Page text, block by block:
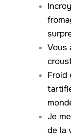
Vous
Froid
Je
de la